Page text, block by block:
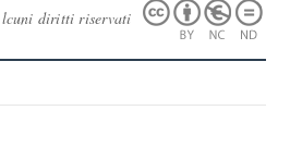
diritti riservati